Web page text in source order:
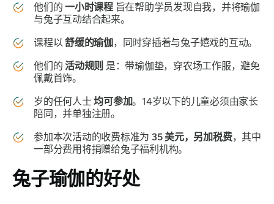
他们的一小时课程旨在帮助学员发现自我，并将瑜伽
与兔子互动结合起来。
课程以 舒缓的瑜伽，同时穿插着与兔子嬉戏的互动。
他们的活动规则 是：带瑜伽垫，穿农场工作服，避免
佩戴首饰。
岁的任何人士均可参加。14岁以下的儿童必须由家长
陪同，并单独注册。
参加本次活动的收费标准为 35 美元，另加税费，其中
一部分费用将捐赠给兔子福利机构。
兔子瑜伽的好处